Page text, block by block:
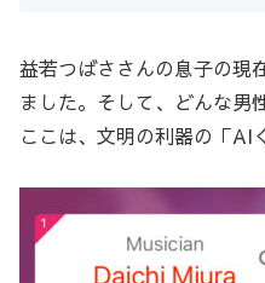
益若つばささんの息子の現
ました。そして、どんな男
ここは、文明の利器の「AI